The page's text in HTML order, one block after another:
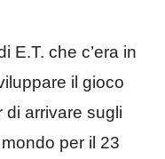
E.T. che c’era in
il gioco
di arrivare sugli
per il 23